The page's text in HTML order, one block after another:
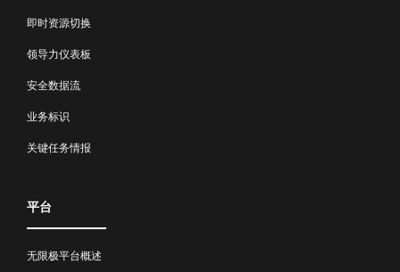
即时资源切换
领导力仪表板
安全数据流
业务标识
关键任务情报
平台
无限极平台概述